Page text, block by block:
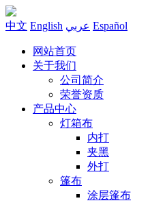
中文 English عربي Español
网站首页
关于我们
公司简介
荣誉资质
产品中心
灯箱布
内打
夹黑
外打
篷布
涂层篷布